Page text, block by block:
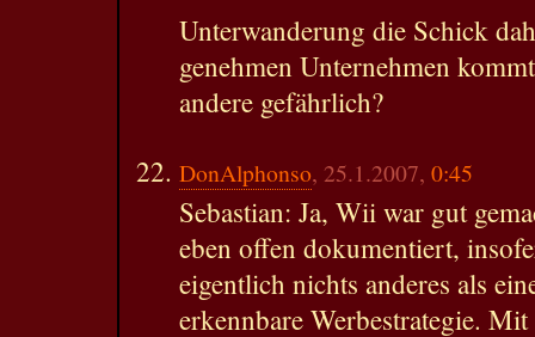
Unterwanderung die Schick
genehmen Unternehmen
andere gefährlich?
DonAlphonso, 25.1.2007, 0:45
Sebastian: Ja, Wii war gut
eben offen dokumentiert,
eigentlich nichts anderes als
erkennbare Werbestrategie.